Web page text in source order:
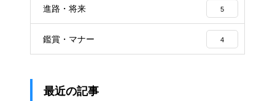
進路・将来 5
鑑賞・マナー 4
最近の記事